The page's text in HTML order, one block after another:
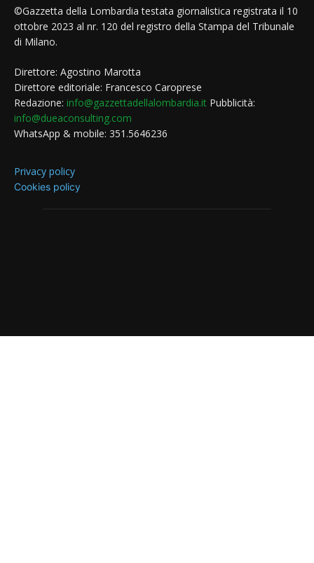
©Gazzetta della Lombardia testata giornalistica registrata il 10
ottobre 2023 al nr. 120 del registro della Stampa del Tribunale
di Milano.
Direttore: Agostino Marotta
Direttore editoriale: Francesco Caroprese
Redazione: info@gazzettadellalombardia.it Pubblicità:
info@dueaconsulting.com
WhatsApp & mobile: 351.5646236
Privacy policy
Cookies policy